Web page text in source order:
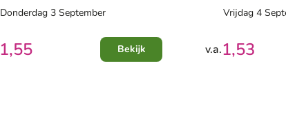
Donderdag 3 September
1,55 Bekijk
Vrijdag 4
v.a.1,53